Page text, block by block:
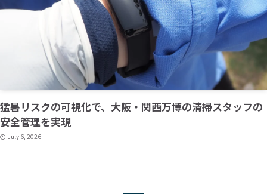
猛暑リスクの可視化で、大阪・関西万博の清掃スタッフの
安全管理を実現
July 6, 2026